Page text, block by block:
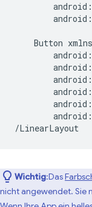
Button
Wichtig:Das
nicht angewendet. Sie